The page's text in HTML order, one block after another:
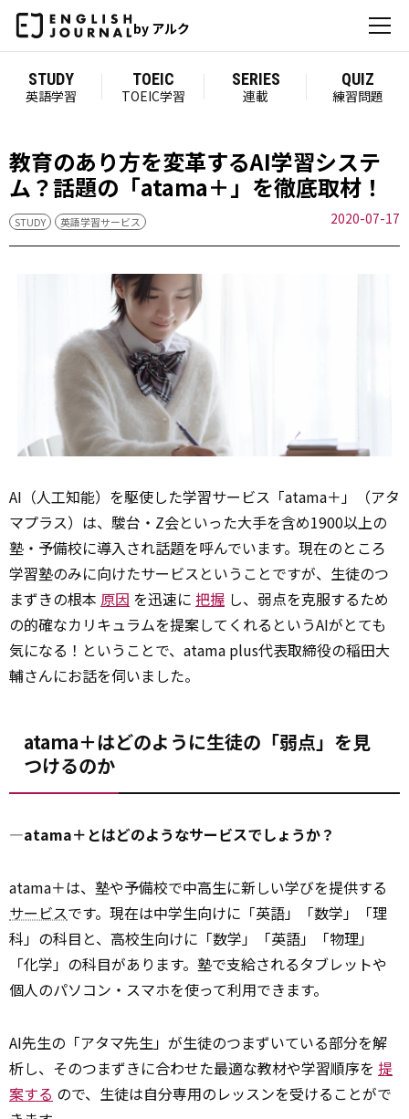
by アルク
STUDY
英語学習
TOEIC
TOEIC学習
SERIES
連載
QUIZ
練習問題
教育のあり方を変革するAI学習システ
ム？話題の「atama＋」を徹底取材！
STUDY 英語学習サービス 2020-07-17
AI（人工知能）を駆使した学習サービス「atama＋」（アタ
マプラス）は、駿台・Z会といった大手を含め1900以上の
塾・予備校に導入され話題を呼んでいます。現在のところ
学習塾のみに向けたサービスということですが、生徒のつ
まずきの根本 原因 を迅速に 把握 し、弱点を克服するため
の的確なカリキュラムを提案してくれるというAIがとても
気になる！ということで、atama plus代表取締役の稲田大
輔さんにお話を伺いました。
atama＋はどのように生徒の「弱点」を見
つけるのか
―atama＋とはどのようなサービスでしょうか？
atama＋は、塾や予備校で中高生に新しい学びを提供する
サービスです。現在は中学生向けに「英語」「数学」「理
科」の科目と、高校生向けに「数学」「英語」「物理」
「化学」の科目があります。塾で支給されるタブレットや
個人のパソコン・スマホを使って利用できます。
AI先生の「アタマ先生」が生徒のつまずいている部分を解
析し、そのつまずきに合わせた最適な教材や学習順序を 提
案する ので、生徒は自分専用のレッスンを受けることがで